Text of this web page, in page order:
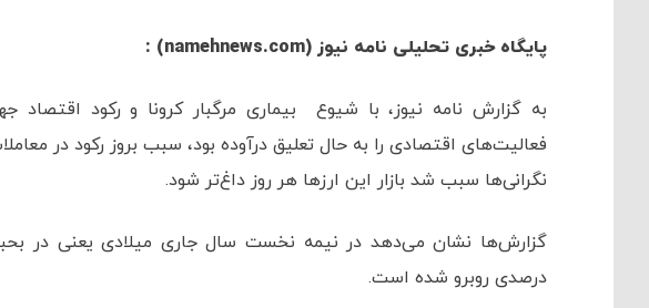
پایگاه خبری تحلیلی نامه نیوز (namehnews.com) :
به گزارش نامه نیوز، با شیوع بیماری مرگبار کرونا و رکود اقتصاد
فعالیت‌های اقتصادی را به حال تعلیق درآوده بود، سبب بروز رکود در
نگرانی‌ها سبب شد بازار این ارزها هر روز داغ‌تر شود.
گزارش‌ها نشان می‌دهد در نیمه نخست سال جاری میلادی یعنی در
درصدی روبرو شده است.